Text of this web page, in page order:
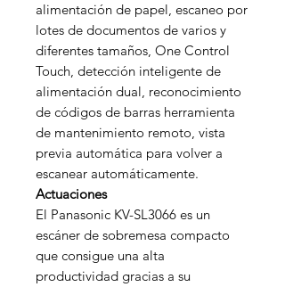
alimentación de papel, escaneo por
lotes de documentos de varios y
diferentes tamaños, One Control
Touch, detección inteligente de
alimentación dual, reconocimiento
de códigos de barras herramienta
de mantenimiento remoto, vista
previa automática para volver a
escanear automáticamente.
Actuaciones
El Panasonic KV-SL3066 es un
escáner de sobremesa compacto
que consigue una alta
productividad gracias a su